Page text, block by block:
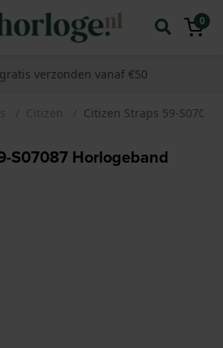
0
verzonden vanaf €50
Citizen Citizen Straps 59-
S07087 Horlogeband